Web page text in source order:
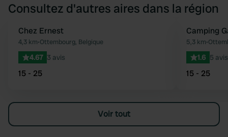
Consultez d'autres aires dans la région
Préféré
Chez Ernest
4,3 km•Ottembourg, Belgique
4.67 3 avis
15 - 25
Camping
5,3 km•
1.6 5 avis
15 - 25
Voir tout